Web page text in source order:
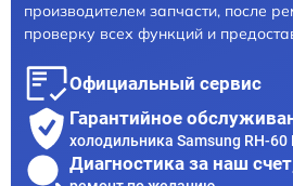
производителем запчасти, после
проверку всех функций и
Официальный сервис
Гарантийное
холодильника Samsung RH-60
Диагностика за наш